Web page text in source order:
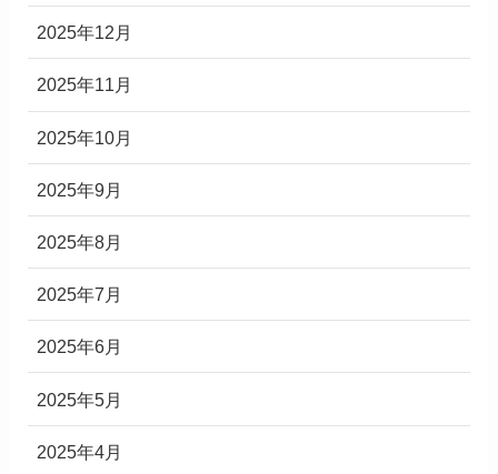
2025年12月
2025年11月
2025年10月
2025年9月
2025年8月
2025年7月
2025年6月
2025年5月
2025年4月